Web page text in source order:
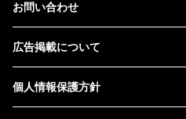
お問い合わせ
広告掲載について
個人情報保護方針